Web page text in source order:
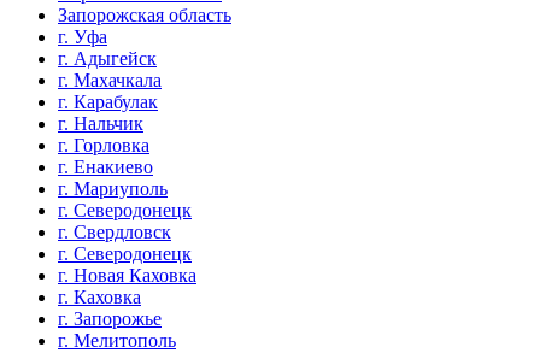
Запорожская область
г. Уфа
г. Адыгейск
г. Махачкала
г. Карабулак
г. Нальчик
г. Горловка
г. Енакиево
г. Мариуполь
г. Северодонецк
г. Свердловск
г. Северодонецк
г. Новая Каховка
г. Каховка
г. Запорожье
г. Мелитополь